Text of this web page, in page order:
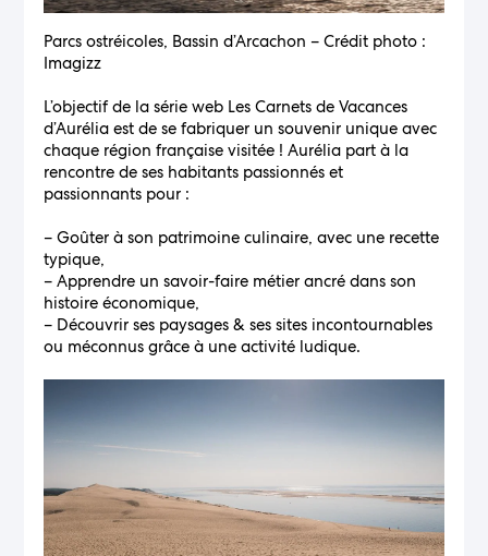
Parcs ostréicoles, Bassin d’Arcachon – Crédit photo :
Imagizz
L’objectif de la série web Les Carnets de Vacances
d’Aurélia est de se fabriquer un souvenir unique avec
chaque région française visitée ! Aurélia part à la
rencontre de ses habitants passionnés et
passionnants pour :
– Goûter à son patrimoine culinaire, avec une recette
typique,
– Apprendre un savoir-faire métier ancré dans son
histoire économique,
– Découvrir ses paysages & ses sites incontournables
ou méconnus grâce à une activité ludique.